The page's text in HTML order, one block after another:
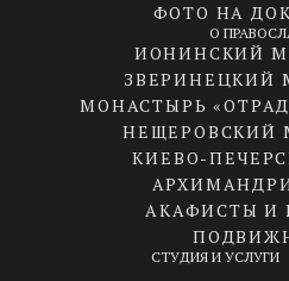
ФОТО НА
О
ИОНИНСКИЙ
ЗВЕРИНЕЦКИЙ
МОНАСТЫРЬ
НЕЩЕРОВСКИЙ
КИЕВО-
АКАФИСТЫ И
СТУДИЯ И УСЛУГИ